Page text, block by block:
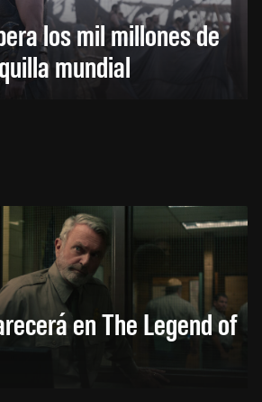
los mil millones de
mundial
en The Legend of